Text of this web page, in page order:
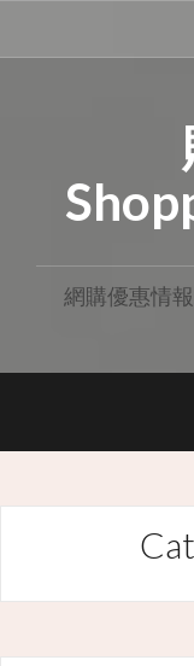
網購優惠情